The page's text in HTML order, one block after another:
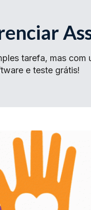
tarefa, mas
e teste grátis!